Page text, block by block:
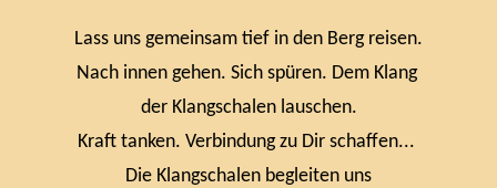
Lass uns gemeinsam tief in den Berg reisen.
Nach innen gehen. Sich spüren. Dem Klang
der Klangschalen lauschen.
Kraft tanken. Verbindung zu Dir schaffen...
Die Klangschalen begleiten uns